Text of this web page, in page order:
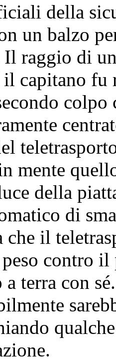
della
un balzo
Il raggio di
capitano fu
colpo
mente
della
di
il
contro
terra con